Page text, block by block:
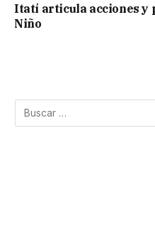
Itatí articula acciones y
Niño